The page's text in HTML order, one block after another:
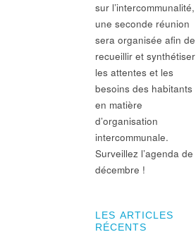
sur l’intercommunalité,
une seconde réunion
sera organisée afin de
recueillir et synthétiser
les attentes et les
besoins des habitants
en matière
d’organisation
intercommunale.
Surveillez l’agenda de
décembre !
LES ARTICLES
RÉCENTS